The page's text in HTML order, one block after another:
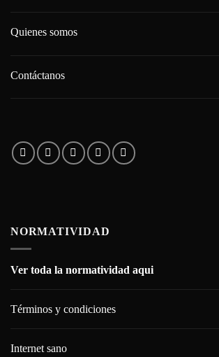
Quienes somos
Contáctanos
NORMATIVIDAD
Ver toda la normatividad aqui
Términos y condiciones
Internet sano